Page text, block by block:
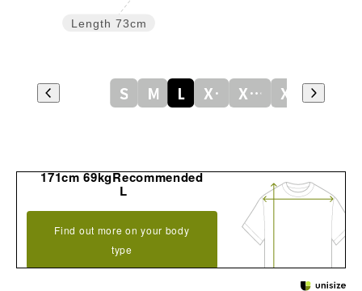
Length 73cm
XL XXL XXXL
171cm 69kgRecommended
L
Find out more on your body
type